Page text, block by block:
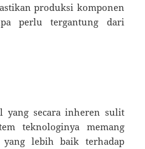
produksi komponen
perlu tergantung dari
yang secara inheren sulit
teknologinya memang
yang lebih baik terhadap